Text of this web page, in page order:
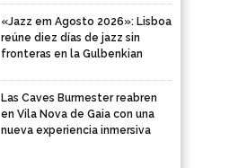
«Jazz em Agosto 2026»: Lisboa
reúne diez días de jazz sin
fronteras en la Gulbenkian
Las Caves Burmester reabren
en Vila Nova de Gaia con una
nueva experiencia inmersiva